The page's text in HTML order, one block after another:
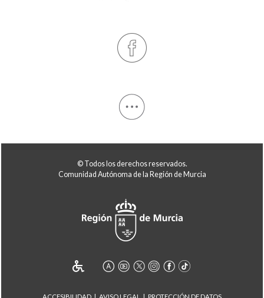
© Todos los derechos reservados.
Comunidad Autónoma de la Región de Murcia